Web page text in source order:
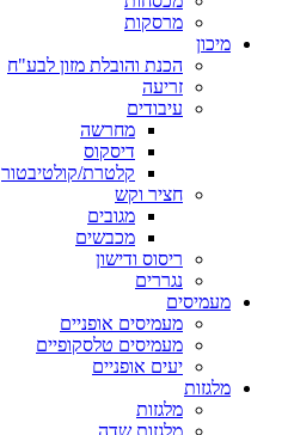
מרסקות
מיכון
הכנת והובלת מזון לבע"ח
זריעה
עיבודים
מחרשה
דיסקוס
קלטרת/קולטיבטור
חציר וקש
מגובים
מכבשים
ריסוס ודישון
נגררים
מעמיסים
מעמיסים אופניים
מעמיסים טלסקופיים
יעים אופניים
מלגזות
מלגזות
מלגזות שדה